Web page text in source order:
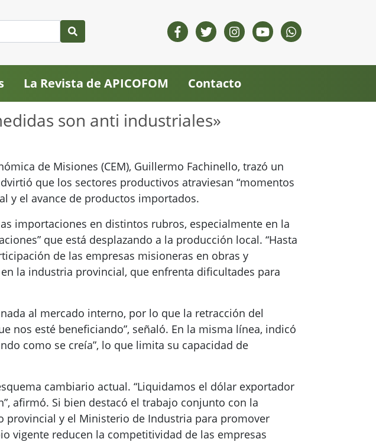
La Revista de APICOFOM Contacto
son anti industriales»
de Misiones (CEM), Guillermo Fachinello, trazó un
que los sectores productivos atraviesan “momentos
y el avance de productos importados.
importaciones en distintos rubros, especialmente en la
que está desplazando a la producción local. “Hasta
de las empresas misioneras en obras y
la industria provincial, que enfrenta dificultades para
al mercado interno, por lo que la retracción del
nos esté beneficiando”, señaló. En la misma línea, indicó
como se creía”, lo que limita su capacidad de
cambiario actual. “Liquidamos el dólar exportador
afirmó. Si bien destacó el trabajo conjunto con la
provincial y el Ministerio de Industria para promover
vigente reducen la competitividad de las empresas